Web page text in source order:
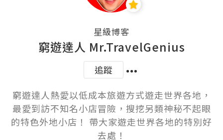
星級博客
窮遊達人 Mr.TravelGenius
追蹤
窮遊達人熱愛以低成本旅遊方式遊走世界各地，
最愛到訪不知名小店冒險，搜挖另類神秘不起眼
的特色外地小店！ 帶大家遊走世界各地的特別好